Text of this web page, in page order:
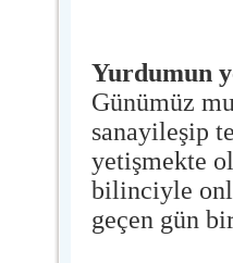
Yurdumun
Günümüz
sanayileşip
yetişmekte
bilinciyle
geçen gün